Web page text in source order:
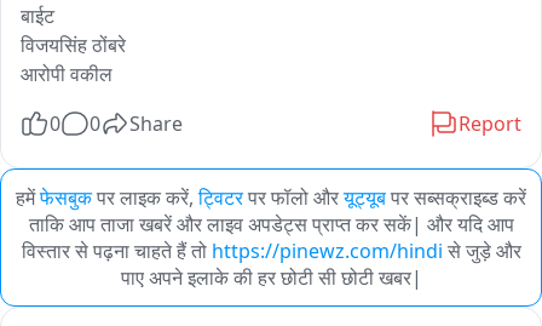
बाईट
विजयसिंह ठोंबरे
आरोपी वकील
0 0 Share Report
हमेंफेसबुकपर लाइक करें, ट्विटरपर फॉलो औरयूट्यूबपर सब्सक्राइब्ड करें
ताकि आप ताजा खबरें और लाइव अपडेट्स प्राप्त कर सकें| और यदि आप
विस्तार से पढ़ना चाहते हैं तो https://pinewz.com/hindi से जुड़े और
पाए अपने इलाके की हर छोटी सी छोटी खबर|